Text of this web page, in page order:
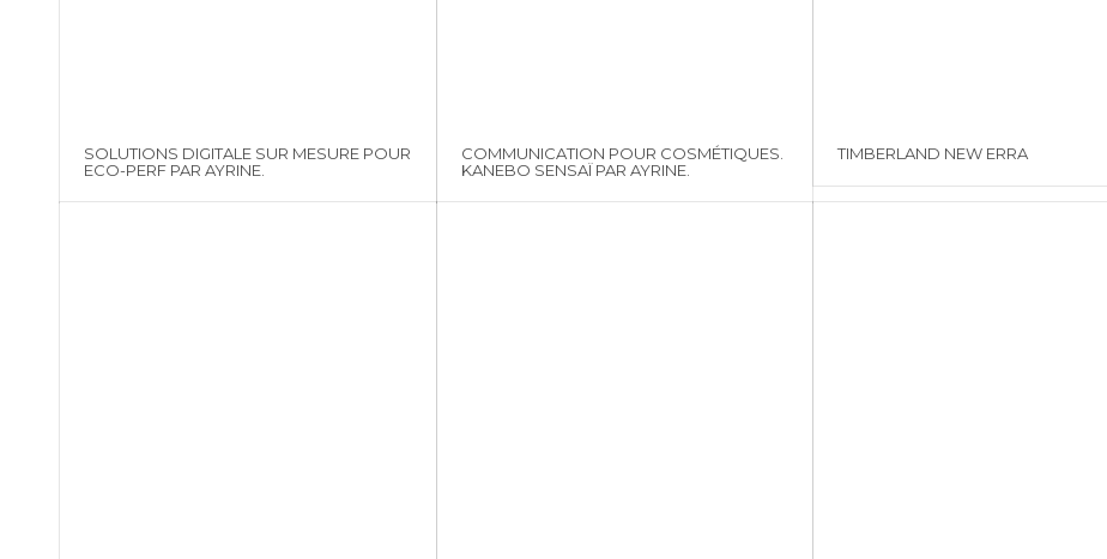
SOLUTIONS DIGITALE SUR MESURE POUR
ECO-PERF PAR AYRINE.
COMMUNICATION POUR COSMÉTIQUES.
KANEBO SENSAÏ PAR AYRINE.
TIMBERLAND NEW ERRA